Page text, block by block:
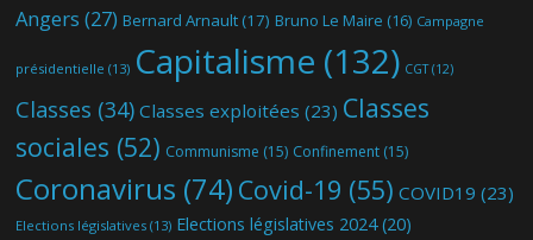
Angers (27) Bernard Arnault (17) Bruno Le Maire (16) Campagne
présidentielle (13) Capitalisme (132) CGT(12)
Classes (34) Classes exploitées (23) Classes
sociales (52) Communisme (15) Confinement (15)
Coronavirus (74) Covid-19 (55) COVID19 (23)
Elections législatives (13) Elections législatives 2024(20)